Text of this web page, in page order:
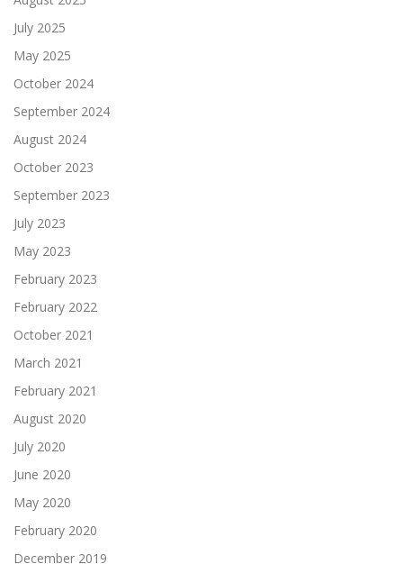
July 2025
May 2025
October 2024
September 2024
August 2024
October 2023
September 2023
July 2023
May 2023
February 2023
February 2022
October 2021
March 2021
February 2021
August 2020
July 2020
June 2020
May 2020
February 2020
December 2019